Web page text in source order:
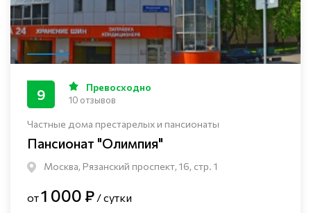
Частные дома престарелых и пансионаты
Пансионат "Олимпия"
Москва, Рязанский проспект, 16, стр. 1
9 Превосходно
10 отзывов
от1 000 ₽ / сутки